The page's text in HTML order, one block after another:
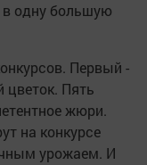
в одну большую
Первый -
Пять
жюри.
на конкурсе
урожаем. И